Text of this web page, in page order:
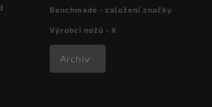
Benchmade - založení značky
Výrobci nožů - X
Archiv